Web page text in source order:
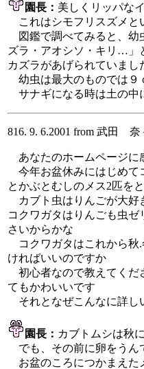
園長： 美しくリッパな
これはシモフリスズメと
図鑑で調べてみると、幼
ズラ・アオシソ・キリ…」
カズラがあげられていまし
幼虫は最大のものでは９
サナギになる時は土の中
816. 9. 6.2001 from 武田
あなたのホームページに
今年お盆休みにはじめて
とかぶとむしのメス2匹を
カブト虫はりんごが大好
コクワガタはりんごも虫
さいからかな
コクワガタはこれから秋.
ければいいのですか
初心者なので教えてくだ
てもかわいいです
それとなぜこんなに詳
園長： カブトムシは秋
でも、その前に卵をうん
お盆のころにつかまえた